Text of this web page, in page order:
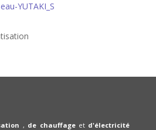
YUTAKI_S
, de chauffageet d'électricité